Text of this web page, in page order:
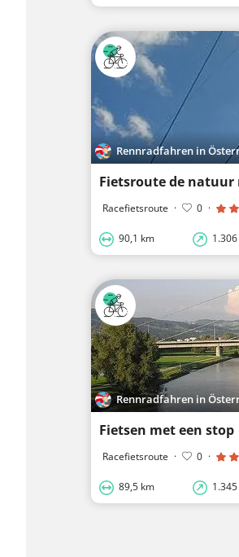
Rennradfahren in
Fietsroute de natuur
Racefietsroute · 0 ·
90,1 km
Rennradfahren in
Fietsen met een stop
Racefietsroute · 0 ·
89,5 km